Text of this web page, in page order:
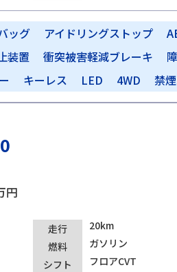
ッグ アイドリングストップ
装置 衝突被害軽減ブレーキ
キーレス LED 4WD 禁
円
走行 20km
燃料 ガソリン
シフト フロアCVT